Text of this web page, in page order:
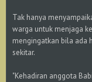
Tak hanya
warga untuk menjaga
mengingatkan bila ada
sekitar.
"Kehadiran anggota